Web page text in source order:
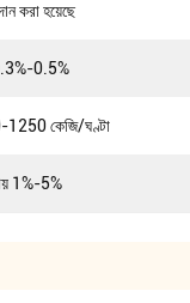
করা হয়েছে
0.5%
1250 কেজি/ঘণ্টা
1%-5%